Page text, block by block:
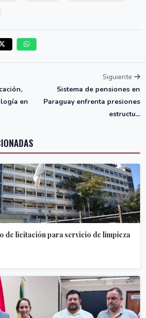
en
Siguiente
Sistema de pensiones en
Paraguay enfrenta presiones
estructu...
de licitación para servicio de limpieza